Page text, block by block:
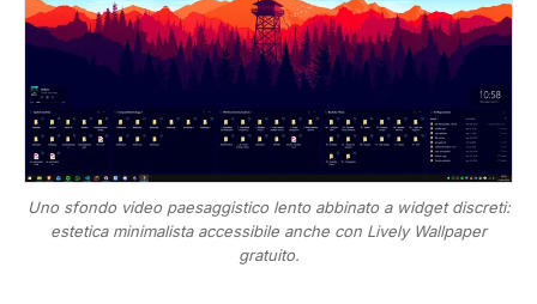
Uno sfondo video paesaggistico lento abbinato a widget discreti:
estetica minimalista accessibile anche con Lively Wallpaper
gratuito.